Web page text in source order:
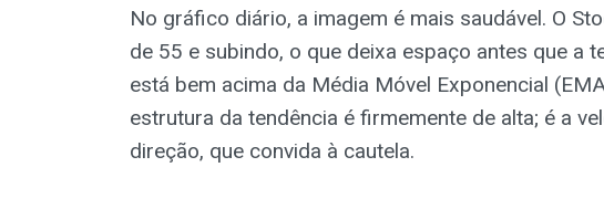
No gráfico diário, a imagem é mais saudável. O
de 55 e subindo, o que deixa espaço antes que a
está bem acima da Média Móvel Exponencial
estrutura da tendência é firmemente de alta; é a
direção, que convida à cautela.